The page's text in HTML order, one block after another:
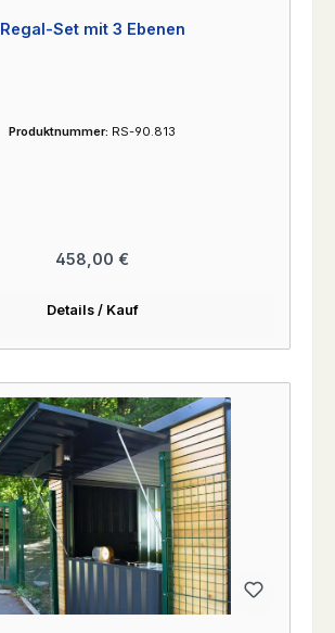
Regal-Set mit 3 Ebenen
Produktnummer: RS-90.813
Regulärer Preis:
458,00 €
Details / Kauf